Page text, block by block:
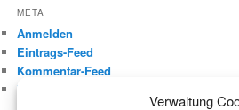
Verwaltung
META
Anmelden
Eintrags-Feed
Kommentar-Feed
WordPress.org